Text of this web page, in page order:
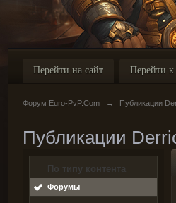
Перейти на сайт Перейти
Форум Euro-PvP.Com → Публикации
Публикации
По типу контента
Форумы